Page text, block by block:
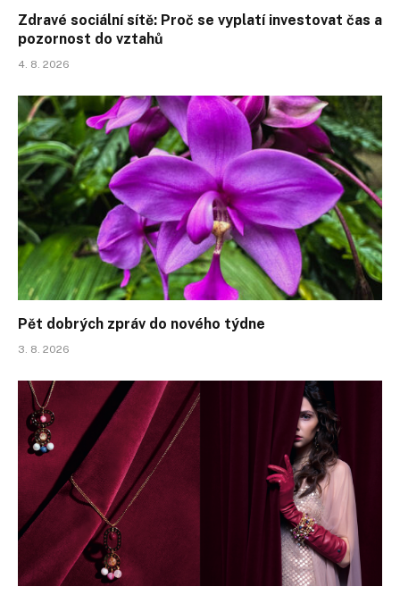
Zdravé sociální sítě: Proč se vyplatí investovat čas a
pozornost do vztahů
4. 8. 2026
Pět dobrých zpráv do nového týdne
3. 8. 2026